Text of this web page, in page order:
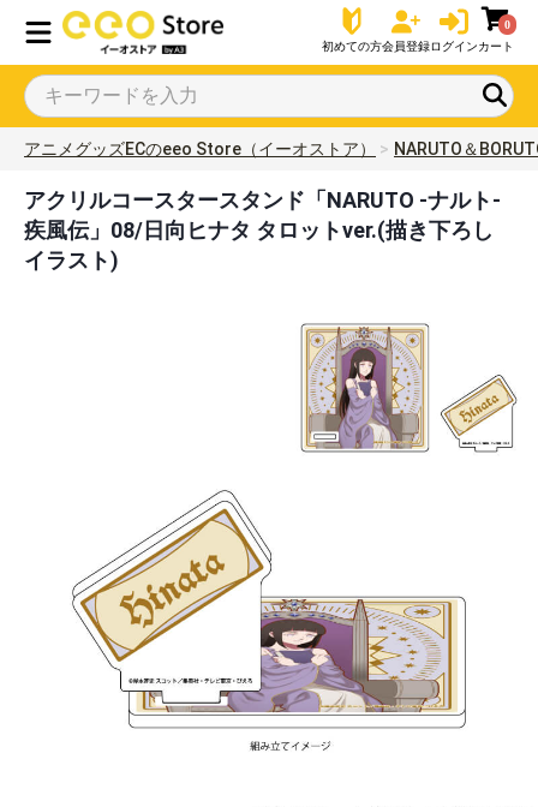
初めての方会員登録ログイン
0
カート
アニメグッズECのeeo Store（イーオストア） NARUTO＆
アクリルコースタースタンド「NARUTO -ナルト-
疾風伝」08/日向ヒナタ タロットver.(描き下ろし
イラスト)